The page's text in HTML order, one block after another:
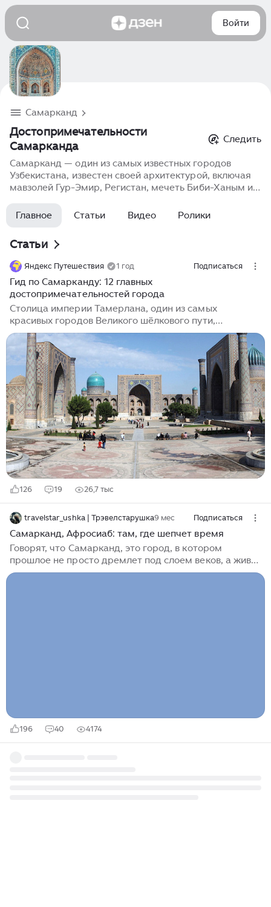
Войти
Самарканд
Достопримечательности
Самарканда
Следить
Самарканд — один из самых известных городов
Узбекистана, известен своей архитектурой, включая
мавзолей Гур-Эмир, Регистан, мечеть Биби-Ханым и
культуру региона.
Главное Статьи Видео Ролики
Статьи
Яндекс Путешествия 1 год Подписаться
Гид по Самарканду: 12 главных
достопримечательностей города
Столица империи Тамерлана, один из самых
красивых городов Великого шёлкового пути,
Самарканд внесён в список Всемирного наследия
ЮНЕСКО со статусом «Перекрёсток культур». Его
невероятные медресе, мечети и мавзолеи, покрытые
восточными узорами, пёстрые торговые ряды и
колоритные жители с их южным гостеприимством и
темпераментом производят по-настоящему яркое
впечатление. Расскажу, какие
достопримечательности Самарканда посетить, что
делать в городе и как провести время. Для въезда в
Узбекистан на срок до 60 дней россиянам виза не
нужна...
126 19 26,7 тыс
travelstar_ushka | Трэвелстарушка9 мес Подписаться
Самарканд, Афросиаб: там, где шепчет время
Говорят, что Самарканд, это город, в котором
прошлое не просто дремлет под слоем веков, а живёт
в старых медресе и минаретах. Здесь легко
196 40 4174